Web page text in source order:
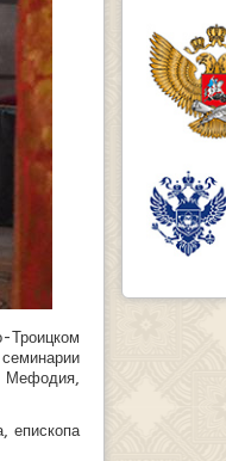
Троицком
Мефодия,
епископа